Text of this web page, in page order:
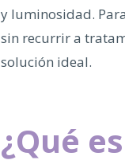
y luminosidad.
sin recurrir a
solución ideal.
¿Qué